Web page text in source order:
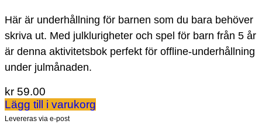
Här är underhållning för barnen som du bara behöver
skriva ut. Med julklurigheter och spel för barn från 5 år
är denna aktivitetsbok perfekt för offline-underhållning
under julmånaden.
kr 59.00
Lägg till i varukorg
Levereras via e-post